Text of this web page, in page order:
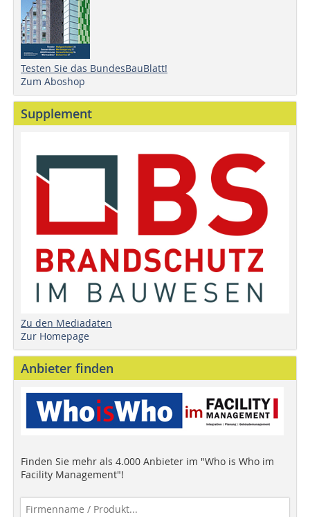
Testen Sie das BundesBauBlatt!
Zum Aboshop
Supplement
Zu den Mediadaten
Zur Homepage
Anbieter finden
Finden Sie mehr als 4.000 Anbieter im "Who is Who im
Facility Management"!